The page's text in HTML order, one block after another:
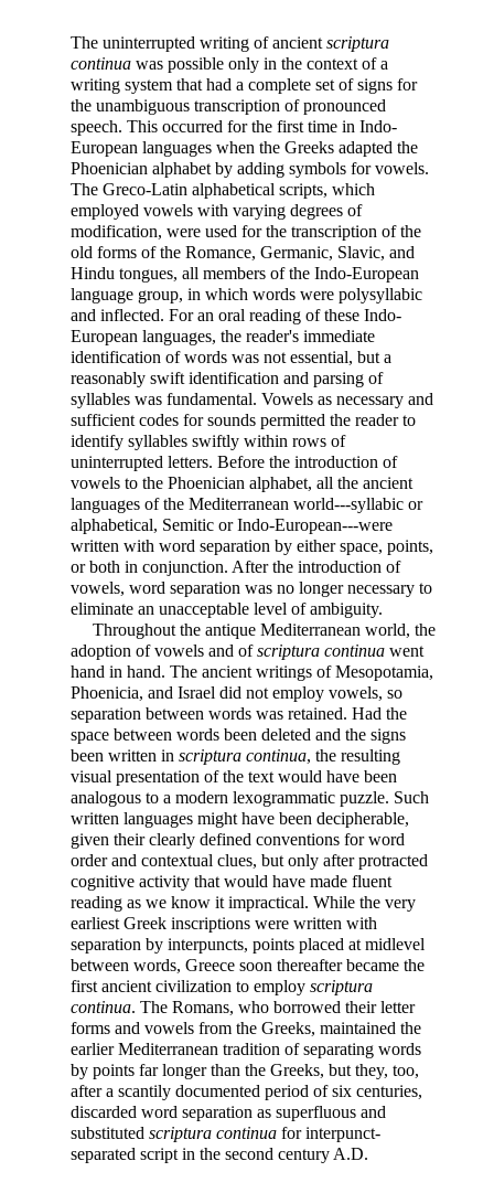
The uninterrupted writing of ancient scriptura
continua was possible only in the context of a
writing system that had a complete set of signs for
the unambiguous transcription of pronounced
speech. This occurred for the first time in Indo-
European languages when the Greeks adapted the
Phoenician alphabet by adding symbols for vowels.
The Greco-Latin alphabetical scripts, which
employed vowels with varying degrees of
modification, were used for the transcription of the
old forms of the Romance, Germanic, Slavic, and
Hindu tongues, all members of the Indo-European
language group, in which words were polysyllabic
and inflected. For an oral reading of these Indo-
European languages, the reader's immediate
identification of words was not essential, but a
reasonably swift identification and parsing of
syllables was fundamental. Vowels as necessary and
sufficient codes for sounds permitted the reader to
identify syllables swiftly within rows of
uninterrupted letters. Before the introduction of
vowels to the Phoenician alphabet, all the ancient
languages of the Mediterranean world---syllabic or
alphabetical, Semitic or Indo-European---were
written with word separation by either space, points,
or both in conjunction. After the introduction of
vowels, word separation was no longer necessary to
eliminate an unacceptable level of ambiguity.
Throughout the antique Mediterranean world, the
adoption of vowels and ofscriptura continua went
hand in hand. The ancient writings of Mesopotamia,
Phoenicia, and Israel did not employ vowels, so
separation between words was retained. Had the
space between words been deleted and the signs
been written in scriptura continua, the resulting
visual presentation of the text would have been
analogous to a modern lexogrammatic puzzle. Such
written languages might have been decipherable,
given their clearly defined conventions for word
order and contextual clues, but only after protracted
cognitive activity that would have made fluent
reading as we know it impractical. While the very
earliest Greek inscriptions were written with
separation by interpuncts, points placed at midlevel
between words, Greece soon thereafter became the
first ancient civilization to employ scriptura
continua. The Romans, who borrowed their letter
forms and vowels from the Greeks, maintained the
earlier Mediterranean tradition of separating words
by points far longer than the Greeks, but they, too,
after a scantily documented period of six centuries,
discarded word separation as superfluous and
substituted scriptura continua for interpunct-
separated script in the second century A.D.